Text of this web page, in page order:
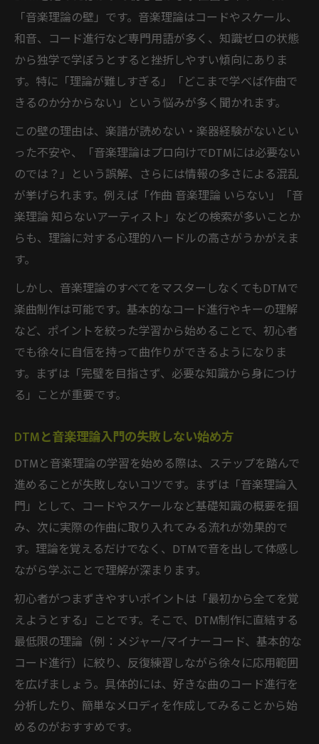
DTMに最適な音楽理論入門のステップ解説
DTM初心者が挫折しない学び順のポイント
DTM音楽理論本の選び方と活用法のすすめ
DTMで役立つ音楽理論の基礎から応用まで
理論不要論とDTM作曲の現実を比較
DTM 音楽理論いらない派の主張を検証する
音楽理論知らないアーティストの作曲法と
は
DTMで音楽理論不要論が生まれる背景と理
由
DTM音楽理論いらない意見から学ぶポイン
ト
作曲に音楽理論は本当に必要か検証
DTM音楽理論必要派と不要派の違いを探る
作曲で音楽理論を使うメリットとデメリッ
DTM作曲に音楽理論はどこまで必要か考察
音楽理論なしでDTM作曲は可能か実体験か
ら検証
DTM初心者が知っておきたい理論の重要性
独学DTMで役立つ音楽理論の基本整理
DTM独学で身につけたい音楽理論の基礎知
識
初心者向けDTM音楽理論本の選び方ガイド
DTM音楽理論入門として抑えるべきポイン
ト
作曲に活かせるDTM理論の勉強法まとめ
音楽理論本初心者がつまずかない学習法
音楽理論が難しすぎる時の乗り越え方
「音楽理論の壁」です。音楽理論はコードやスケール、
和音、コード進行など専門用語が多く、知識ゼロの状態
から独学で学ぼうとすると挫折しやすい傾向にありま
す。特に「理論が難しすぎる」「どこまで学べば作曲で
きるのか分からない」という悩みが多く聞かれます。
この壁の理由は、楽譜が読めない・楽器経験がないとい
った不安や、「音楽理論はプロ向けでDTMには必要ない
のでは？」という誤解、さらには情報の多さによる混乱
が挙げられます。例えば「作曲 音楽理論 いらない」「音
楽理論 知らないアーティスト」などの検索が多いことか
らも、理論に対する心理的ハードルの高さがうかがえま
す。
しかし、音楽理論のすべてをマスターしなくてもDTMで
楽曲制作は可能です。基本的なコード進行やキーの理解
など、ポイントを絞った学習から始めることで、初心者
でも徐々に自信を持って曲作りができるようになりま
す。まずは「完璧を目指さず、必要な知識から身につけ
る」ことが重要です。
DTMと音楽理論入門の失敗しない始め方
DTMと音楽理論の学習を始める際は、ステップを踏んで
進めることが失敗しないコツです。まずは「音楽理論入
門」として、コードやスケールなど基礎知識の概要を掴
み、次に実際の作曲に取り入れてみる流れが効果的で
す。理論を覚えるだけでなく、DTMで音を出して体感し
ながら学ぶことで理解が深まります。
初心者がつまずきやすいポイントは「最初から全てを覚
えようとする」ことです。そこで、DTM制作に直結する
最低限の理論（例：メジャー/マイナーコード、基本的な
コード進行）に絞り、反復練習しながら徐々に応用範囲
を広げましょう。具体的には、好きな曲のコード進行を
分析したり、簡単なメロディを作成してみることから始
めるのがおすすめです。